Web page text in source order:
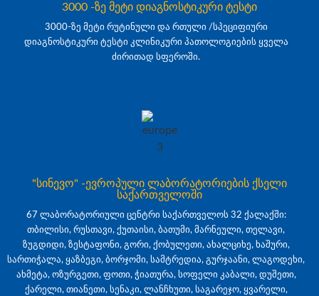
3000 -ზე მეტი დიაგნოსტიკური ტესტი
3000-ზე მეტი რუტინული და რთული /სპეციფიური
დიაგნოსტიკური ტესტი კლინიკური პათოლოგიების ყველა
ძირითად სფეროში.
"სინევო" -ევროპული ლაბორატორიების ქსელი
საქართველოში
67 ლაბორატორიული ცენტრი საქართველოს 32 ქალაქში:
თბილისი, რუსთავი, ქუთაისი, ბათუმი, მარნეული, თელავი,
ზუგდიდი, ზესტაფონი, გორი, ქობულეთი, ახალციხე, ხაშური,
სართიჭალა, ყაზბეგი, ბორჯომი, სამტრედია, გურჯაანი, ლაგოდეხი,
ახმეტა, ოზურგეთი, ფოთი, ჭიათურა, სოფელი კაბალი, დუშეთი,
ქარელი, თიანეთი, სენაკი, ლანჩხუთი, საგარეჯო, ყვარელი,